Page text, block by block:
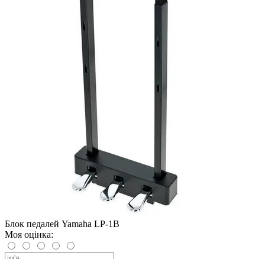
Блок педалей Yamaha LP-1B
Моя оцінка: